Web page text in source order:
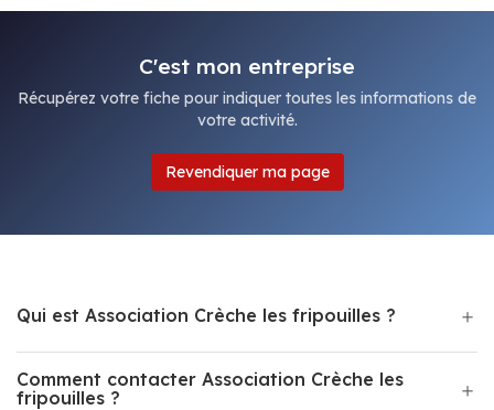
C'est mon entreprise
Récupérez votre fiche pour indiquer toutes les informations de
votre activité.
Revendiquer ma page
Qui est Association Crèche les fripouilles ?
Comment contacter Association Crèche les
fripouilles ?